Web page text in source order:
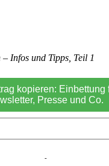
Infos und Tipps, Teil 1
kopieren: Einbettung
Presse und Co.
-